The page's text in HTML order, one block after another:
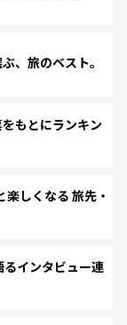
、旅のベスト。
もとにランキン
しくなる 旅先・
インタビュー連